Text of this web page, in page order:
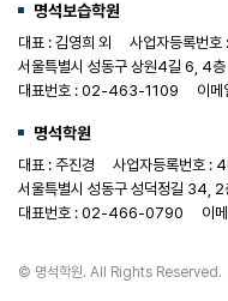
명석보습학원
대표 : 김영희 외
사업자등록번
서울특별시 성동구 상원4길 6, 4층
대표번호 : 02-463-1109
이
명석학원
대표 : 주진경
사업자등록번호
서울특별시 성동구 성덕정길 34, 2
대표번호 : 02-466-0790
이
© 명석학원. All Rights Reserved.